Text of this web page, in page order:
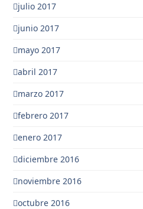
julio 2017
junio 2017
mayo 2017
abril 2017
marzo 2017
febrero 2017
enero 2017
diciembre 2016
noviembre 2016
octubre 2016